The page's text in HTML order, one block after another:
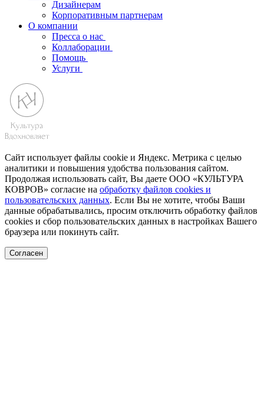
Дизайнерам
Корпоративным партнерам
О компании
Пресса о нас
Коллаборации
Помощь
Услуги
Сайт использует файлы cookie и Яндекс. Метрика с целью
аналитики и повышения удобства пользования сайтом.
Продолжая использовать сайт, Вы даете ООО «КУЛЬТУРА
КОВРОВ» согласие на обработку файлов cookies и
пользовательских данных. Если Вы не хотите, чтобы Ваши
данные обрабатывались, просим отключить обработку файлов
cookies и сбор пользовательских данных в настройках Вашего
браузера или покинуть сайт.
Согласен